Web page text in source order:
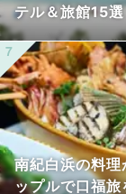
テル＆旅館15選
南紀白浜の料
ップルで口福